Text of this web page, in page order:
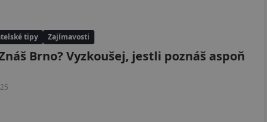
tipy Zajímavosti
Brno? Vyzkoušej, jestli poznáš aspoň